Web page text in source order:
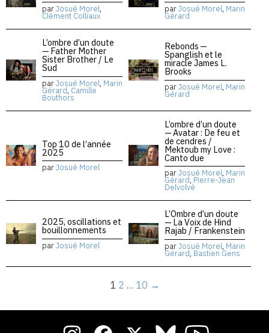
parJosué Morel,
Clément Colliaux
parJosué Morel, Marin
Gérard
L’ombre d’un doute
— Father Mother
Sister Brother / Le
Sud
parJosué Morel, Marin
Gérard, Camille
Bouthors
Rebonds —
Spanglish et le
miracle James L.
Brooks
parJosué Morel, Marin
Gérard
Top 10 de l’année
2025
parJosué Morel
L’ombre d’un doute
— Avatar : De feu et
de cendres /
Mektoub my Love :
Canto due
parJosué Morel, Marin
Gérard, Pierre-Jean
Delvolvé
2025, oscillations et
bouillonnements
parJosué Morel
L’Ombre d’un doute
— La Voix de Hind
Rajab / Frankenstein
parJosué Morel, Marin
Gérard, Bastien Gens
1 2 … 10 →